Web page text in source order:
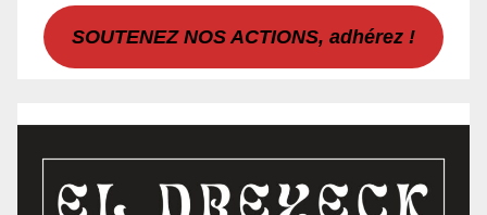
SOUTENEZ NOS ACTIONS, adhérez !